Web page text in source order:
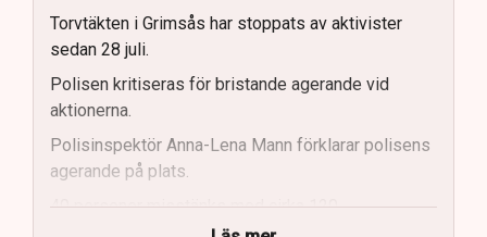
Torvtäkten i Grimsås har stoppats av aktivister
sedan 28 juli.
Polisen kritiseras för bristande agerande vid
aktionerna.
Polisinspektör Anna-Lena Mann förklarar polisens
agerande på plats.
40 personer misstänks med cirka 120
brottsmisstankar kopplade.